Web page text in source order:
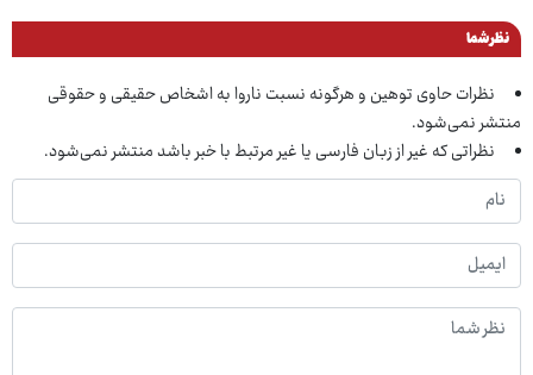
نظر شما
نظرات حاوی توهین و هرگونه نسبت ناروا به اشخاص حقیقی و حقوقی
منتشر نمی‌شود.
نظراتی که غیر از زبان فارسی یا غیر مرتبط با خبر باشد منتشر نمی‌شود.